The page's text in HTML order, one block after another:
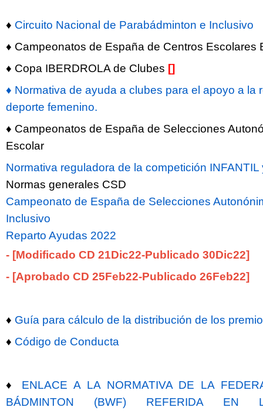
♦ Circuito Nacional de Parabádminton e Inclusivo
♦ Campeonatos de España de Centros Escolares
♦ Copa IBERDROLA de Clubes []
♦ Normativa de ayuda a clubes para el apoyo a la
deporte femenino.
♦ Campeonatos de España de Selecciones
Escolar
Normativa reguladora de la competición INFANTIL
Normas generales CSD
Campeonato de España de Selecciones
Inclusivo
Reparto Ayudas 2022
- [Modificado CD 21Dic22-Publicado 30Dic22]
- [Aprobado CD 25Feb22-Publicado 26Feb22]
♦ Guía para cálculo de la distribución de los
♦ Código de Conducta
♦ ENLACE A LA NORMATIVA DE LA
BÁDMINTON (BWF) REFERIDA EN